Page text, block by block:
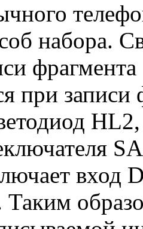
набора.
при записи
HL2,
вход